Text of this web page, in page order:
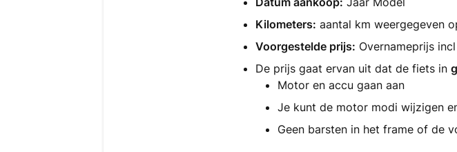
Kilometers: aantal km weergegeven
Voorgestelde prijs: Overnameprijs
De prijs gaat ervan uit dat de fiets in
Motor en accu gaan aan
Je kunt de motor modi wijzigen
Geen barsten in het frame of de